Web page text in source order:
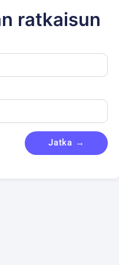
ratkaisun
Jatka →